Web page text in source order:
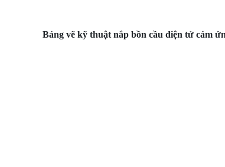
Bảng vẽ kỹ thuật nắp bồn cầu điện tử cảm